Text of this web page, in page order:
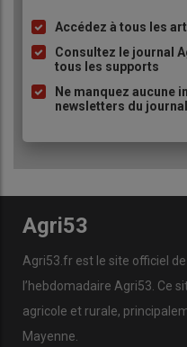
Liste
à
puce
Accédez à tous les
Consultez le journal
tous les supports
Ne manquez aucune
newsletters du
Agri53
Agri53.fr est le site officiel
l’hebdomadaire Agri53. Ce
agricole et rurale,
Mayenne.